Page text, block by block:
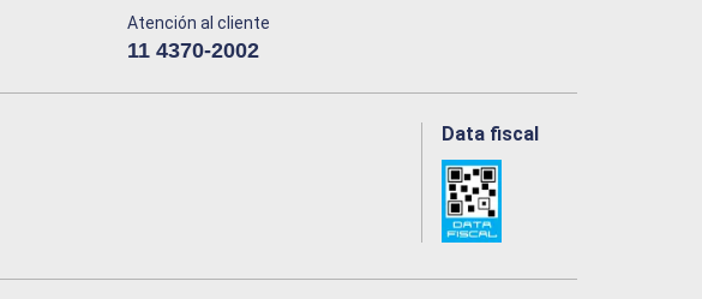
Atención al cliente
11 4370-2002
Data fiscal